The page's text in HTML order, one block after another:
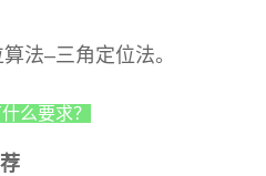
–三角定位法。
么要求？